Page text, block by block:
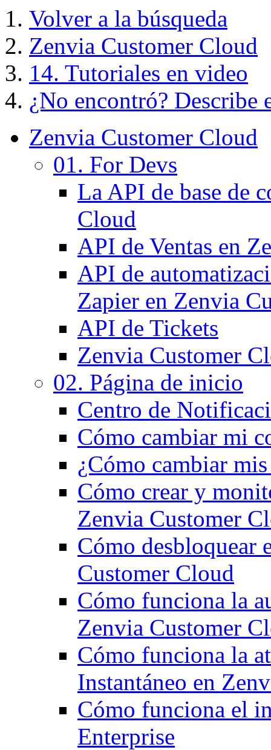
Volver a la búsqueda
Zenvia Customer Cloud
14. Tutoriales en video
¿No encontró?
Zenvia Customer Cloud
01. For Devs
La API de base de
Cloud
API de Ventas en
API de
Zapier en Zenvia
API de Tickets
Zenvia Customer
02. Página de inicio
Centro de
Cómo cambiar mi
¿Cómo cambiar
Cómo crear y
Zenvia Customer
Cómo desbloquear
Customer Cloud
Cómo funciona la
Zenvia Customer
Cómo funciona la
Instantáneo en
Cómo funciona el
Enterprise